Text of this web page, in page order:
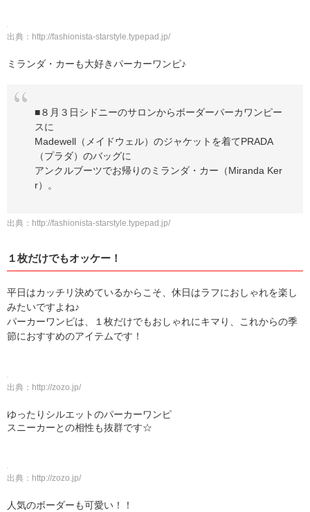
出典： http://fashionista-starstyle.typepad.jp/
ミランダ・カーも大好きパーカーワンピ♪
■８月３日シドニーのサロンからボーダーパーカワンピー
スに
Madewell（メイドウェル）のジャケットを着てPRADA
（プラダ）のバッグに
アンクルブーツでお帰りのミランダ・カー（Miranda Ker
r）。
出典： http://fashionista-starstyle.typepad.jp/
１枚だけでもオッケー！
平日はカッチリ決めているからこそ、休日はラフにおしゃれを楽し
みたいですよね♪
パーカーワンピは、１枚だけでもおしゃれにキマり、これからの季
節におすすめのアイテムです！
出典： http://zozo.jp/
ゆったりシルエットのパーカーワンピ
スニーカーとの相性も抜群です☆
出典： http://zozo.jp/
人気のボーダーも可愛い！！